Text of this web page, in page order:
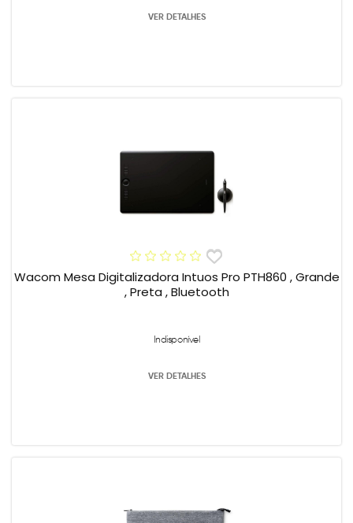
VER DETALHES
Wacom Mesa Digitalizadora Intuos Pro PTH860 , Grande
, Preta , Bluetooth
Indisponível
VER DETALHES